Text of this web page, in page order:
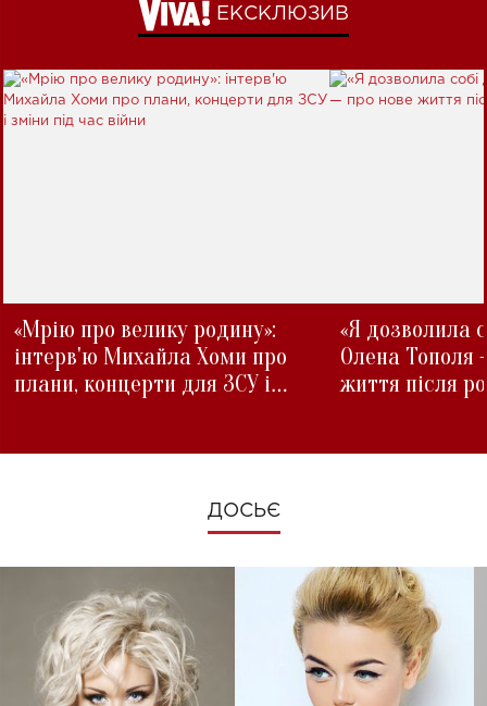
ЕКСКЛЮЗИВ
«Мрію про велику родину»:
інтерв'ю Михайла Хоми про
плани, концерти для ЗСУ і
«Я дозволила
Олена Тополя
життя після
ДОСЬЄ